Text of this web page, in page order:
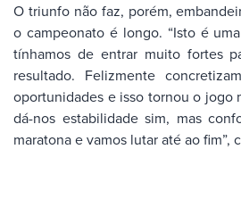
O triunfo não faz, porém,
o campeonato é longo. “Isto é
tínhamos de entrar muito fortes
resultado. Felizmente
oportunidades e isso tornou o jogo
dá-nos estabilidade sim, mas
maratona e vamos lutar até ao fim”,